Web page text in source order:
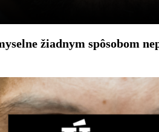
žiadnym spôsobom